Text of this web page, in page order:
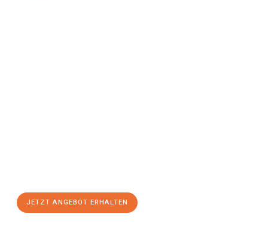
JETZT ANGEBOT ERHALTEN